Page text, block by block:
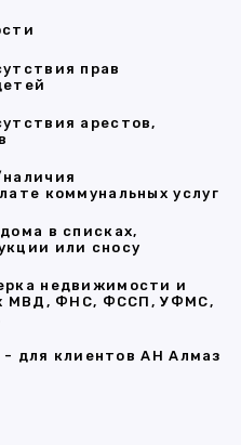
прав
арестов,
коммунальных услуг
в списках,
или сносу
недвижимости и
МВД, ФНС, ФССП, УФМС,
для клиентов АН Алмаз